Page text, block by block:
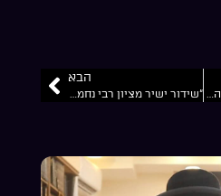
“אפילו בצעד קטן בעולם הזה אדם צועד אלפים פרסאות בעולמות העליונים… משיבת נפש פרק 8
הבא
“שידור ישיר מציון רבי נחמן באומן:”העולם הזה מפחיד ומבלבל אבל אתה אל תפחד”… החיים והטוב פרק 2